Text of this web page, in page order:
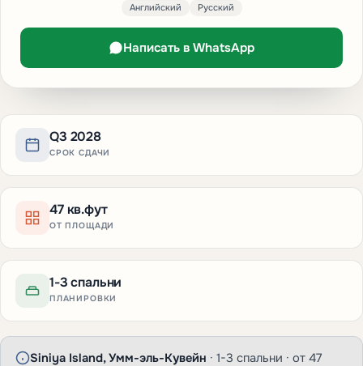
Q3 2028
СРОК СДАЧИ
47 кв.фут
ОТ ПЛОЩАДИ
1-3 спальни
ПЛАНИРОВКИ
Siniya Island, Умм-эль-Кувейн · 1-3 спальни · от 47
Английский Русский
Написать в WhatsApp